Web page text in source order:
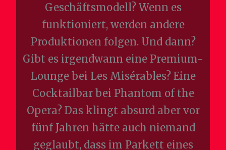
Geschäftsmodell? Wenn es
funktioniert, werden andere
Produktionen folgen. Und dann?
Gibt es irgendwann eine Premium-
Lounge bei Les Misérables? Eine
Cocktailbar bei Phantom of the
Opera? Das klingt absurd aber vor
fünf Jahren hätte auch niemand
geglaubt, dass im Parkett eines